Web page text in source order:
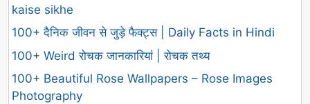
kaise sikhe
100+ दैनिक जीवन से जुड़े फैक्ट्स | Daily Facts in Hindi
100+ Weird रोचक जानकारियां | रोचक तथ्य
100+ Beautiful Rose Wallpapers – Rose Images
Photography